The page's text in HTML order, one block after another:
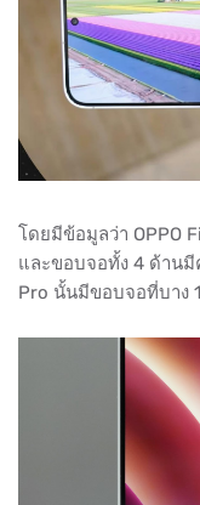
โดยมีข้อมูลว่า OPPO
และขอบจอทั้ง 4 ด้านมี
Pro นั้นมีขอบจอที่บาง